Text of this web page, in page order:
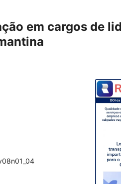
em cargos de